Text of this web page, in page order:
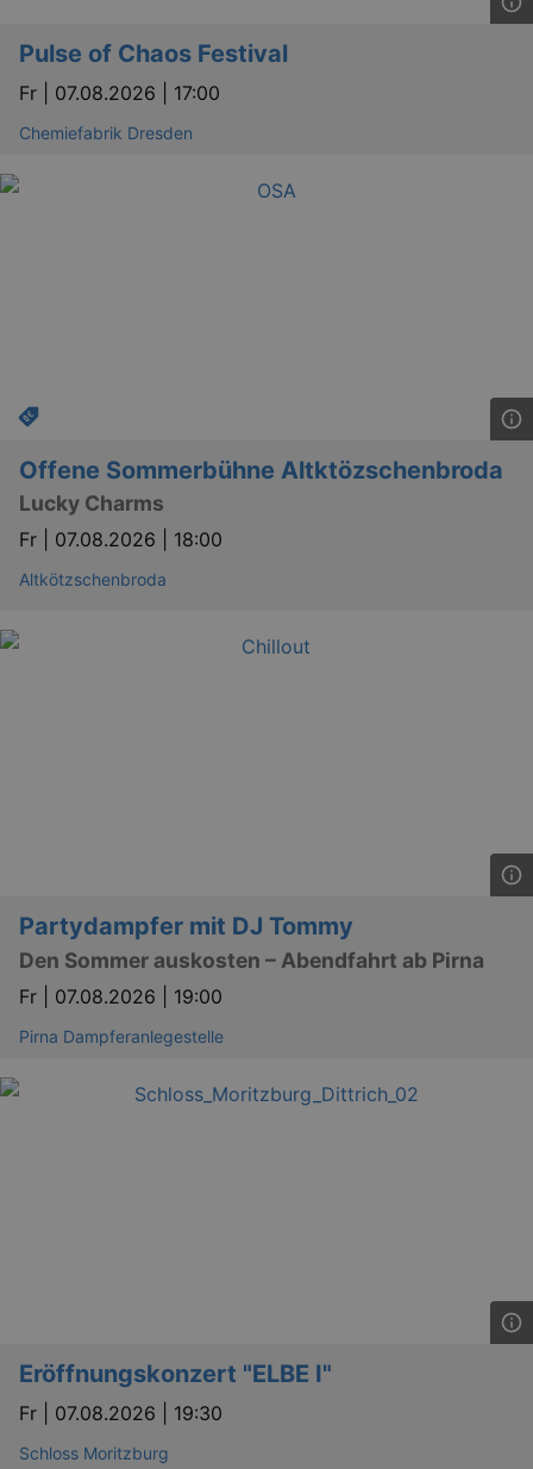
Pulse of Chaos Festival
Fr | 07.08.2026 | 17:00
Chemiefabrik Dresden
Offene Sommerbühne Altktözschenbroda
Lucky Charms
Fr | 07.08.2026 | 18:00
Altkötzschenbroda
Partydampfer mit DJ Tommy
Den Sommer auskosten – Abendfahrt ab Pirna
Fr | 07.08.2026 | 19:00
Pirna Dampferanlegestelle
Eröffnungskonzert "ELBE I"
Fr | 07.08.2026 | 19:30
Schloss Moritzburg